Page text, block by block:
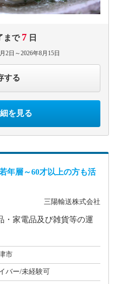
まで 7 日
2日～2026年8月15日
する
を見る
年層～60才以上の方も活
三陽輸送株式会社
・家電品及び雑貨等の運
市
バー/未経験可